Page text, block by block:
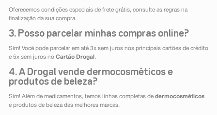
Oferecemos condições especiais de frete grátis, consulte as regras na
finalização da sua compra.
3. Posso parcelar minhas compras online?
Sim! Você pode parcelar em até 3x sem juros nos principais cartões de crédito
e 5x sem juros no Cartão Drogal .
4. A Drogal vende dermocosméticos e
produtos de beleza?
Sim! Além de medicamentos, temos linhas completas de dermocosméticos
e produtos de beleza das melhores marcas.